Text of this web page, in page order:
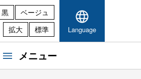
黒
ベージュ
拡大 標準 Language
メニュー